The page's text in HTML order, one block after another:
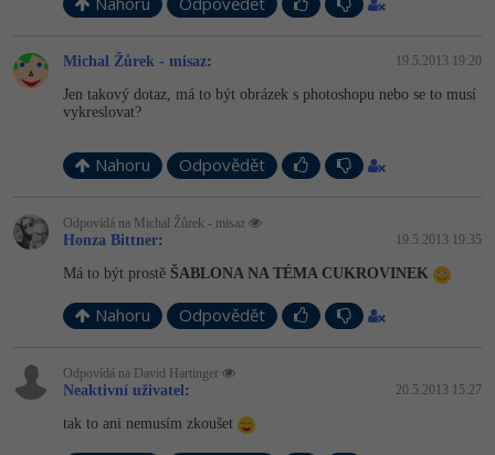
Nahoru Odpovědět
Michal Žůrek - misaz: 19.5.2013 19:20
Jen takový dotaz, má to být obrázek s photoshopu nebo se to musí
vykreslovat?
Nahoru Odpovědět
Odpovídá na Michal Žůrek - misaz
Honza Bittner: 19.5.2013 19:35
Má to být prostě ŠABLONA NA TÉMA CUKROVINEK
Nahoru Odpovědět
Odpovídá na David Hartinger
Neaktivní uživatel : 20.5.2013 15:27
tak to ani nemusím zkoušet